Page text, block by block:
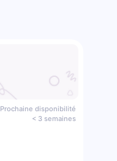
Prochaine disponibilité
< 3 semaines